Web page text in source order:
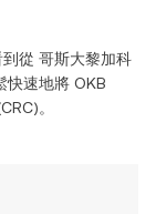
從 哥斯大黎加科
快速地將 OKB
CRC)。